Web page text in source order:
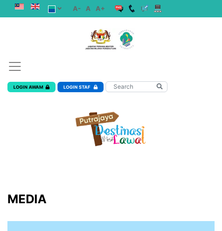
A- A A+
LOGIN AWAM LOGIN STAF
MEDIA